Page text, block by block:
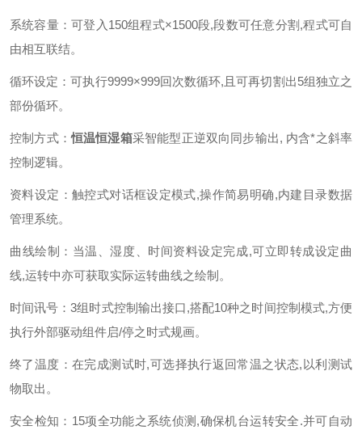
系统容量：可登入150组程式×1500段,段数可任意分割,程式可自
由相互联结。
循环设定：可执行9999×999回次数循环,且可再切割出5组独立之
部份循环。
控制方式：恒温恒湿箱采智能型正逆双向同步输出, 内含*之斜率
控制逻辑。
资料设定：触控式对话框设定模式,操作简易明确,内建目录数据
管理系统。
曲线绘制：当温、湿度、时间资料设定完成,可立即转成设定曲
线,运转中亦可获取实际运转曲线之绘制。
时间讯号：3组时式控制输出接口,搭配10种之时间控制模式,方便
执行外部驱动组件启/停之时式规画。
终了温度：在完成测试时,可选择执行返回常温之状态,以利测试
物取出。
安全检知：15项全功能之系统侦测,确保机台运转安全.并可自动